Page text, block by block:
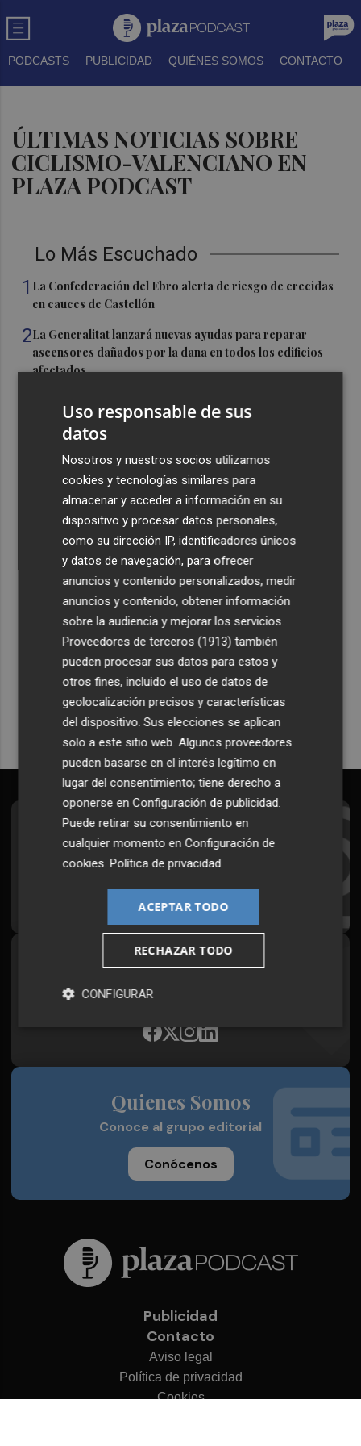
PODCASTS PUBLICIDAD QUIÉNES SOMOS CONTACTO
ÚLTIMAS NOTICIAS SOBRE
CICLISMO-VALENCIANO EN
PLAZA PODCAST
Lo Más Escuchado
1 La Confederación del Ebro alerta de riesgo de crecidas
en cauces de Castellón
2La Generalitat lanzará nuevas ayudas para reparar
ascensores dañados por la dana en todos los edificios
afectados
Real Murcia poco tienes que pensar"
mayo y junio de 2026
Valencia Basket incorpora a Oumar Ballo, que jugará la
próxima temporada cedido en Galatasaray
Recibe toda la actualidad de
Plaza Podcast en tu correo
Quiero suscribirme
Suscríbete al Boletín
Todos los días a primera hora en tu email
Síguenos en redes
Plaza Podcast, desde cualquier medio
Quienes Somos
Conoce al grupo editorial
Conócenos
Publicidad
Contacto
Aviso legal
Política de privacidad
Cookies
Uso responsable de sus
datos
Nosotros y nuestros socios utilizamos
cookies y tecnologías similares para
almacenar y acceder a información en su
dispositivo y procesar datos personales,
como su dirección IP, identificadores únicos
y datos de navegación, para ofrecer
anuncios y contenido personalizados, medir
anuncios y contenido, obtener información
sobre la audiencia y mejorar los servicios.
Proveedores de terceros (1913) también
pueden procesar sus datos para estos y
otros fines, incluido el uso de datos de
geolocalización precisos y características
del dispositivo. Sus elecciones se aplican
solo a este sitio web. Algunos proveedores
pueden basarse en el interés legítimo en
lugar del consentimiento; tiene derecho a
oponerse enConfiguración de publicidad.
Puede retirar su consentimiento en
cualquier momento enConfiguración de
cookies.Política de privacidad
ACEPTAR TODO
RECHAZAR TODO
CONFIGURAR